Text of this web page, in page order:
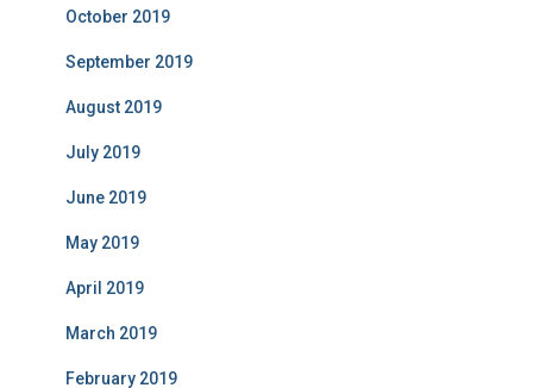
October 2019
September 2019
August 2019
July 2019
June 2019
May 2019
April 2019
March 2019
February 2019